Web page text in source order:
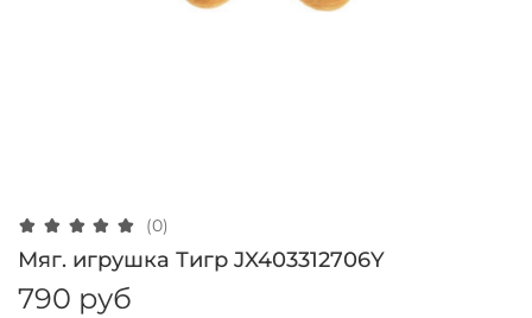
(0)
Мяг. игрушка Тигр JX403312706Y
790 руб